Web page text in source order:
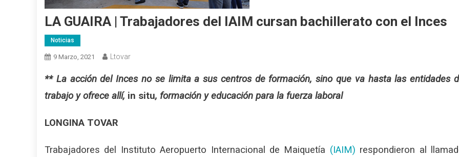
LA GUAIRA | Trabajadores del IAIM cursan bachillerato con el Inces
Noticias
9 Marzo, 2021 Ltovar
** La acción del Inces no se limita a sus centros de formación, sino que va hasta las entidades
trabajo y ofrece allí, in situ, formación y educación para la fuerza laboral
LONGINA TOVAR
Trabajadores del Instituto Aeropuerto Internacional de Maiquetía (IAIM) respondieron al